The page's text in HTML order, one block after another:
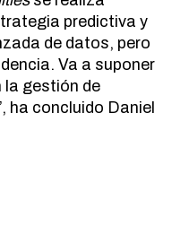
predictiva y
de datos, pero
Va a suponer
la gestión de
ha concluido Daniel